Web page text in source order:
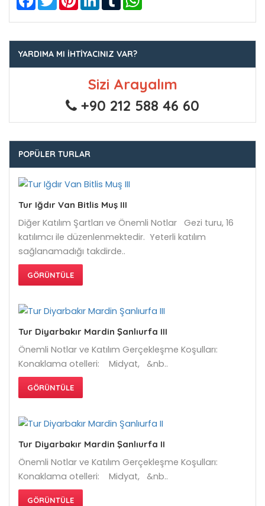
YARDIMA MI İHTIYACINIZ VAR?
Sizi Arayalım
+90 212 588 46 60
POPÜLER TURLAR
Tur Iğdır Van Bitlis Muş III
Diğer Katılım Şartları ve Önemli Notlar Gezi turu, 16
katılımcı ile düzenlenmektedir. Yeterli katılım
sağlanamadığı takdirde..
GÖRÜNTÜLE
Tur Diyarbakır Mardin Şanlıurfa III
Önemli Notlar ve Katılım Gerçekleşme Koşulları:
Konaklama otelleri: Midyat, &nb..
GÖRÜNTÜLE
Tur Diyarbakır Mardin Şanlıurfa II
Önemli Notlar ve Katılım Gerçekleşme Koşulları:
Konaklama otelleri: Midyat, &nb..
GÖRÜNTÜLE